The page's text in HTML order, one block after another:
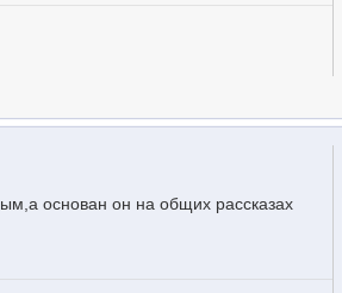
основан он на общих рассказах